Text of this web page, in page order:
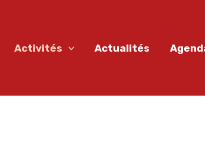
Activités Actualités